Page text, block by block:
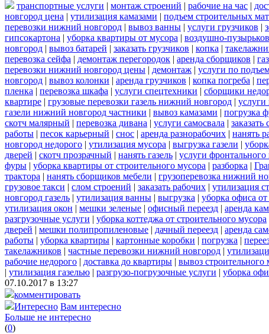
транспортные услуги | монтаж строений | рабочие на час |
новгород цена | утилизация камазами | подъем строительных
перевозки нижний новгород | вывоз ванны | услуги грузчиков |
гипсокартона | уборка квартиры от мусора | воздушно-
новгород | вывоз батарей | заказать грузчиков | копка |
перевозка сейфа | демонтаж перегородок | аренда сборщиков |
перевозки нижний новгород цены | демонтаж | услуги по
новгород | вывоз колонки | аренда грузчиков | копка погреба |
пленка | перевозка шкафа | услуги спецтехники | сборщики
квартире | грузовые перевозки газель нижний новгород |
газели нижний новгород частники | вывоз камазами | погрузка
скотч малярный | перевозка дивана | услуги самосвала |
работы | песок карьерный | снос | аренда разнорабочих | нанять
новгород недорого | утилизация мусора | выгрузка газели |
дверей | скотч прозрачный | нанять газель | услуги фронтального
фуры | уборка квартиры от строительного мусора | разборка |
трактора | нанять сборщиков мебели | грузоперевозка нижний
грузовое такси | слом строений | заказать рабочих | утилизация
новгород газель | утилизация ванны | выгрузка | уборка офиса
утилизация окон | мешки зеленые | офисный переезд | аренда
разгрузочные услуги | уборка коттеджа от строительного мусора
дверей | мешки полипропиленовые | дачный переезд | аренда
работы | уборка квартиры | картонные коробки | погрузка |
такелажников | частные перевозки нижний новгород |
рабочие недорого | доставка до квартиры | вывоз строительного
| утилизация газелью | разгрузо-погрузочные услуги | уборка
07.10.2017 в 13:27
комментировать
Интересно Вам интересно
Больше не интересно
(0)